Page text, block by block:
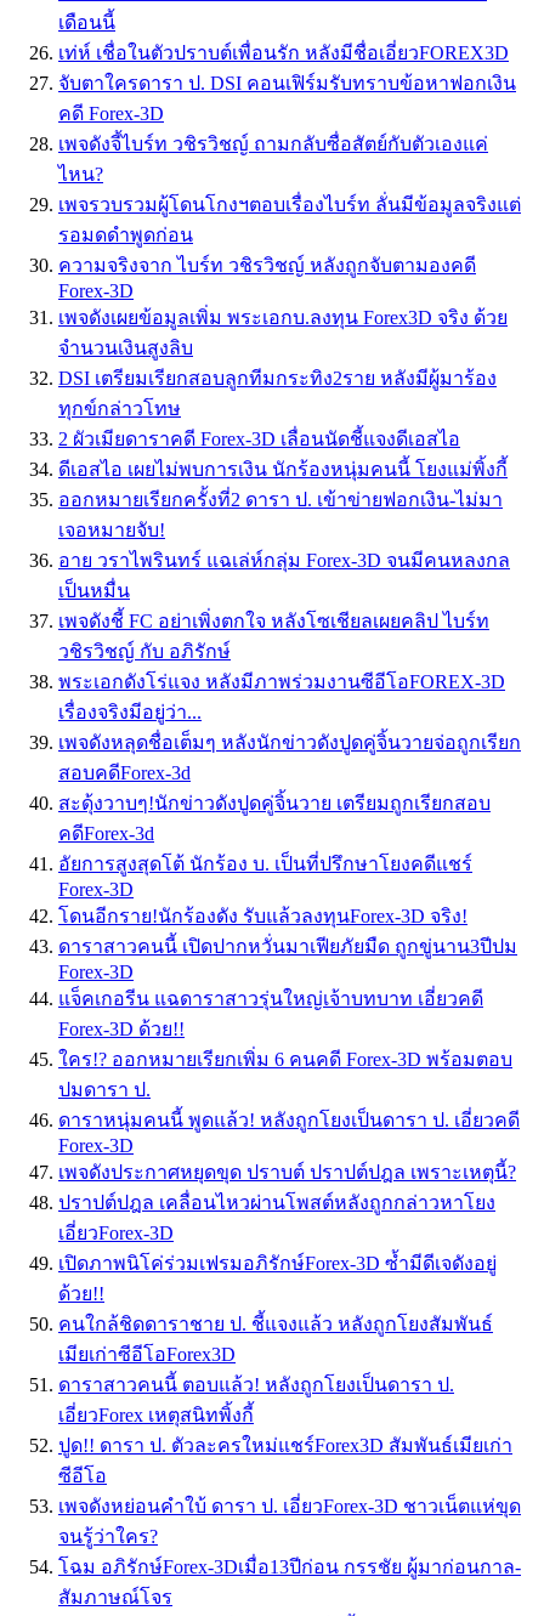
เดือนนี้
เท่ห์ เชื่อในตัวปราบต์เพื่อนรัก หลังมีชื่อเอี่ยวFOREX3D
จับตาใครดารา ป. DSI คอนเฟิร์มรับทราบข้อหาฟอกเงิน
คดี Forex-3D
เพจดังจี้ไบร์ท วชิรวิชญ์ ถามกลับซื่อสัตย์กับตัวเองแค่
ไหน?
เพจรวบรวมผู้โดนโกงฯตอบเรื่องไบร์ท ลั่นมีข้อมูลจริงแต่
รอมดดำพูดก่อน
ความจริงจาก ไบร์ท วชิรวิชญ์ หลังถูกจับตามองคดี
Forex-3D
เพจดังเผยข้อมูลเพิ่ม พระเอกบ.ลงทุน Forex3D จริง ด้วย
จำนวนเงินสูงลิบ
DSI เตรียมเรียกสอบลูกทีมกระทิง2ราย หลังมีผู้มาร้อง
ทุกข์กล่าวโทษ
2 ผัวเมียดาราคดี Forex-3D เลื่อนนัดชี้แจงดีเอสไอ
ดีเอสไอ เผยไม่พบการเงิน นักร้องหนุ่มคนนี้ โยงแม่พิ้งกี้
ออกหมายเรียกครั้งที่2 ดารา ป. เข้าข่ายฟอกเงิน-ไม่มา
เจอหมายจับ!
อาย วราไพรินทร์ แฉเล่ห์กลุ่ม Forex-3D จนมีคนหลงกล
เป็นหมื่น
เพจดังชี้ FC อย่าเพิ่งตกใจ หลังโซเชียลเผยคลิป ไบร์ท
วชิรวิชญ์ กับ อภิรักษ์
พระเอกดังโร่แจง หลังมีภาพร่วมงานซีอีโอFOREX-3D
เรื่องจริงมีอยู่ว่า...
เพจดังหลุดชื่อเต็มๆ หลังนักข่าวดังปูดคู่จิ้นวายจ่อถูกเรียก
สอบคดีForex-3d
สะดุ้งวาบๆ!นักข่าวดังปูดคู่จิ้นวาย เตรียมถูกเรียกสอบ
คดีForex-3d
อัยการสูงสุดโต้ นักร้อง บ. เป็นที่ปรึกษาโยงคดีแชร์
Forex-3D
โดนอีกราย!นักร้องดัง รับแล้วลงทุนForex-3D จริง!
ดาราสาวคนนี้ เปิดปากหวั่นมาเฟียภัยมืด ถูกขู่นาน3ปีปม
Forex-3D
แจ็คเกอรีน แฉดาราสาวรุ่นใหญ่เจ้าบทบาท เอี่ยวคดี
Forex-3D ด้วย!!
ใคร!? ออกหมายเรียกเพิ่ม 6 คนคดี Forex-3D พร้อมตอบ
ปมดารา ป.
ดาราหนุ่มคนนี้ พูดแล้ว! หลังถูกโยงเป็นดารา ป. เอี่ยวคดี
Forex-3D
เพจดังประกาศหยุดขุด ปราบต์ ปราปต์ปฎล เพราะเหตุนี้?
ปราปต์ปฎล เคลื่อนไหวผ่านโพสต์หลังถูกกล่าวหาโยง
เอี่ยวForex-3D
เปิดภาพนิโค่ร่วมเฟรมอภิรักษ์Forex-3D ซ้ำมีดีเจดังอยู่
ด้วย!!
คนใกล้ชิดดาราชาย ป. ชี้แจงแล้ว หลังถูกโยงสัมพันธ์
เมียเก่าซีอีโอForex3D
ดาราสาวคนนี้ ตอบแล้ว! หลังถูกโยงเป็นดารา ป.
เอี่ยวForex เหตุสนิทพิ้งกี้
ปูด!! ดารา ป. ตัวละครใหม่แชร์Forex3D สัมพันธ์เมียเก่า
ซีอีโอ
เพจดังหย่อนคำใบ้ ดารา ป. เอี่ยวForex-3D ชาวเน็ตแห่ขุด
จนรู้ว่าใคร?
โฉม อภิรักษ์Forex-3Dเมื่อ13ปีก่อน กรรชัย ผู้มาก่อนกาล-
สัมภาษณ์โจร